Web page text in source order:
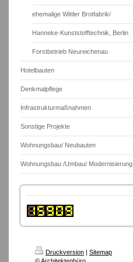
ehemalige Wittler Brotfabrik/
Hanneke-Kunststofftechnik, Berlin
Forstbetrieb Neureichenau
Hotelbauten
Denkmalpflege
Infrastrukturmaßnahmen
Sonstige Projekte
Wohnungsbau/ Neubauten
Wohnungsbau /Umbau/ Modernisierung
Druckversion | Sitemap